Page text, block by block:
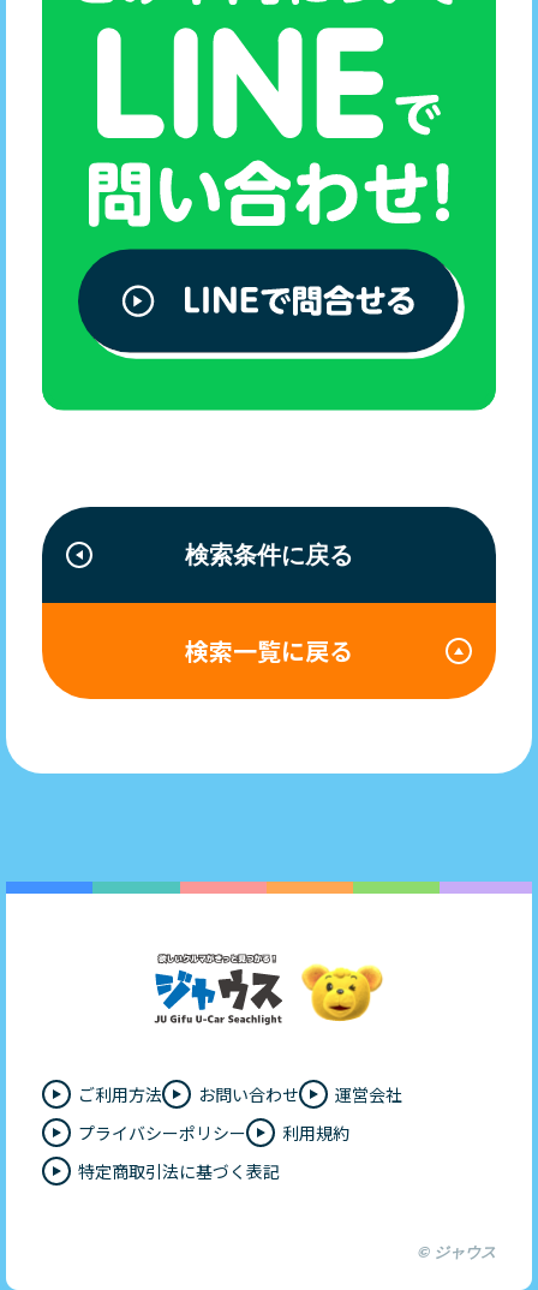
検索条件に戻る
検索一覧に戻る
ご利用方法 お問い合わせ
運営会社
プライバシーポリシー
利用規約
特定商取引法に基づく表記
© ジャウス